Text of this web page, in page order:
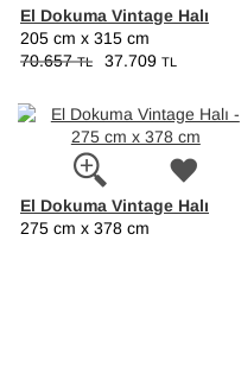
El Dokuma Vintage Halı
205 cm x 315 cm
70.657TL 37.709 TL
El Dokuma Vintage Halı
275 cm x 378 cm